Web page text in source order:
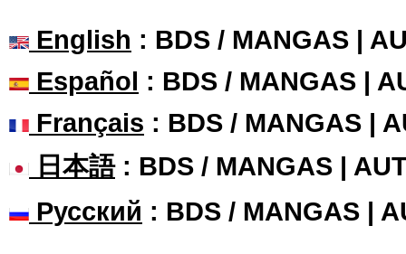
English : BDS / MANGAS |
Español : BDS / MANGAS |
Français : BDS / MANGAS |
日本語: BDS / MANGAS |
Русский : BDS / MANGAS |